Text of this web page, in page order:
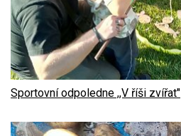
Sportovní odpoledne ,,V říši zvířat"